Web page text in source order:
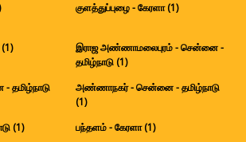
குளத்துப்புழை - கேரளா (1)
இராஜ அண்ணாமலைபுரம் - சென்னை -
தமிழ்நாடு (1)
தமிழ்நாடு
அண்ணாநகர் - சென்னை - தமிழ்நாடு
(1)
(1)
பந்தளம் - கேரளா (1)